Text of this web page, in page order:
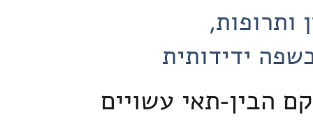
ותרופות
ידידותית
הבין-תאי עשויים